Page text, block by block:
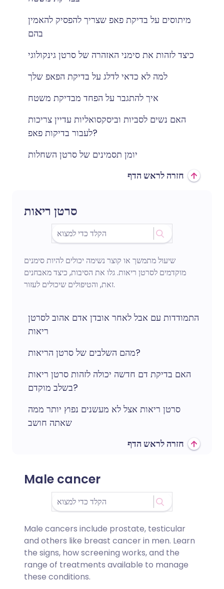
מיתוסים על בדיקת פאפ שצריך להפסיק להאמין
בהם
כיצד לזהות את סימני האזהרה של סרטן גינקולוגי
למה לא כדאי לדלג על בדיקת הפאפ שלך
איך להתגבר על הפחד מבדיקת משטח
האם נשים לסביות וביסקסואליות עדיין צריכות
לעבור בדיקות פאפ?
יומן תסמינים של סרטן השחלות
חזרה לראש הדף
סרטן ריאות
שיעול מתמשך או קוצר נשימה יכולים להיות סימנים
מוקדמים לסרטן ריאות. גלו את הסיבות, כיצד מאבחנים
זאת, והטיפולים שיכולים לעזור.
התמודדות עם אבל לאחר אובדן אדם אהוב לסרטן
ריאות
מהם השלבים של סרטן הריאות?
האם בדיקת דם חדשה יכולה לזהות סרטן ריאות
בשלב מוקדם?
סרטן ריאות אצל לא מעשנים נפוץ יותר ממה
שאתה חושב
חזרה לראש הדף
Male cancer
Male cancers include prostate, testicular
and others like breast cancer in men. Learn
the signs, how screening works, and the
range of treatments available to manage
these conditions.